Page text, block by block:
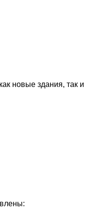
новые здания, так и